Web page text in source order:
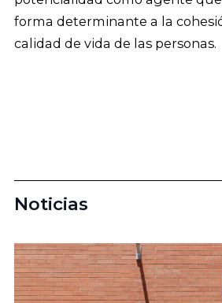
forma determinante a la
calidad de vida de las personas.